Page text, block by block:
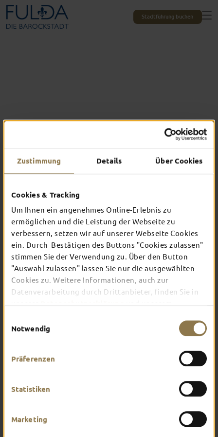
Zustimmung Details Über Cookies
Cookies & Tracking
Um Ihnen ein angenehmes Online-Erlebnis zu
ermöglichen und die Leistung der Webseite zu
verbessern, setzen wir auf unserer Webseite Cookies
ein. Durch Bestätigen des Buttons "Cookies zulassen"
stimmen Sie der Verwendung zu. Über den Button
"Auswahl zulassen" lassen Sie nur die ausgewählten
Cookies zu. Weitere Informationen, auch zur
Datenverarbeitung durch Drittanbieter, finden Sie in
Notwendig
Präferenzen
Statistiken
Marketing
Stadtführung buchen
Das erlebst du nur in Fulda
TOP-EVENTS
In Fulda ist irgendwo immer etwas los: Ob
Konzert, Musical, Erlebnis-Stadtführung oder
Theater – entdecke hier aktuelle Veranstaltungen
und Highlights in und um Fulda.